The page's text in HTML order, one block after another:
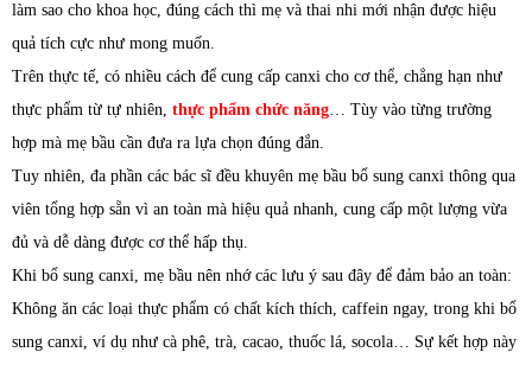
làm sao cho khoa học, đúng cách thì mẹ và thai nhi mới nhận được hiệu
quả tích cực như mong muốn.
Trên thực tế, có nhiều cách để cung cấp canxi cho cơ thể, chẳng hạn như
thực phẩm từ tự nhiên, thực phẩm chức năng… Tùy vào từng trường
hợp mà mẹ bầu cần đưa ra lựa chọn đúng đắn.
Tuy nhiên, đa phần các bác sĩ đều khuyên mẹ bầu bổ sung canxi thông qua
viên tổng hợp sẵn vì an toàn mà hiệu quả nhanh, cung cấp một lượng vừa
đủ và dễ dàng được cơ thể hấp thụ.
Khi bổ sung canxi, mẹ bầu nên nhớ các lưu ý sau đây để đảm bảo an toàn:
Không ăn các loại thực phẩm có chất kích thích, caffein ngay, trong khi bổ
sung canxi, ví dụ như cà phê, trà, cacao, thuốc lá, socola… Sự kết hợp này